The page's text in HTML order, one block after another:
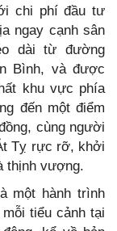
chi phí đầu tư
ngay cạnh sân
dài từ đường
Bình, và được
khu vực phía
đến một điểm
cùng người
Tỵ rực rỡ, khởi
thịnh vượng.
một hành trình
tiểu cảnh tại